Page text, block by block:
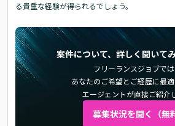
る貴重な経験が得られるでしょう。
案件について、詳しく聞いて
フリーランスジョブでは
あなたのご希望とご経歴に最
エージェントが直接ご紹介
募集状況を聞く（無